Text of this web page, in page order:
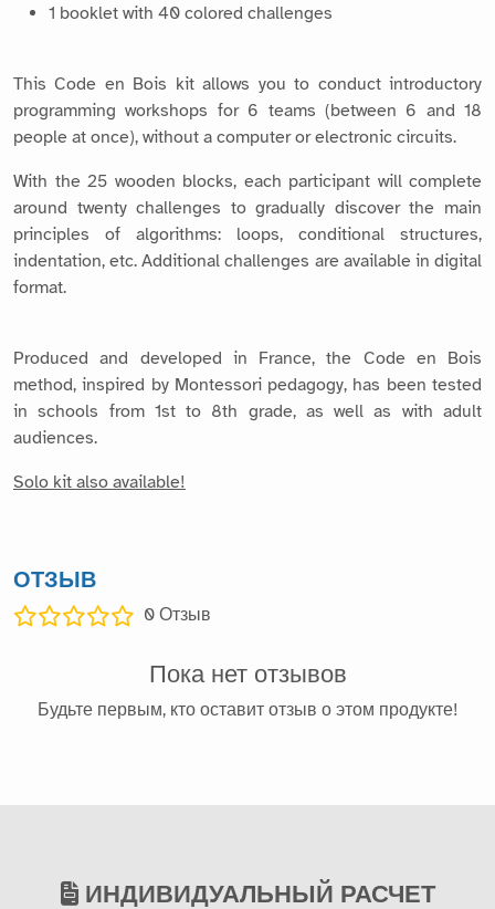
1 booklet with 40 colored challenges
This Code en Bois kit allows you to conduct introductory
programming workshops for 6 teams (between 6 and 18
people at once), without a computer or electronic circuits.
With the 25 wooden blocks, each participant will complete
around twenty challenges to gradually discover the main
principles of algorithms: loops, conditional structures,
indentation, etc. Additional challenges are available in digital
format.
Produced and developed in France, the Code en Bois
method, inspired by Montessori pedagogy, has been tested
in schools from 1st to 8th grade, as well as with adult
audiences.
Solo kit also available!
ОТЗЫВ
0 Отзыв
Пока нет отзывов
Будьте первым, кто оставит отзыв о этом продукте!
ИНДИВИДУАЛЬНЫЙ РАСЧЕТ